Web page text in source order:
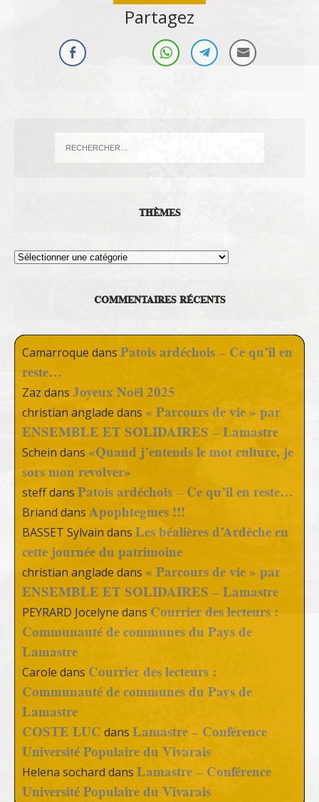
Partagez
THÈMES
Thèmes
COMMENTAIRES RÉCENTS
Camarroque dans Patois ardéchois – Ce qu’il en
reste…
Zaz dans Joyeux Noël 2025
christian anglade dans « Parcours de vie » par
ENSEMBLE ET SOLIDAIRES – Lamastre
Schein dans «Quand j’entends le mot culture, je
sors mon revolver»
steffdans Patois ardéchois – Ce qu’il en reste…
Briand dans Apophtegmes !!!
BASSET Sylvain dans Les béalières d’Ardèche en
cette journée du patrimoine
christian anglade dans « Parcours de vie » par
ENSEMBLE ET SOLIDAIRES – Lamastre
PEYRARD Jocelyne dans Courrier des lecteurs :
Communauté de communes du Pays de
Lamastre
Carole dans Courrier des lecteurs :
Communauté de communes du Pays de
Lamastre
COSTE LUC dans Lamastre – Conférence
Université Populaire du Vivarais
Helena sochard dans Lamastre – Conférence
Université Populaire du Vivarais